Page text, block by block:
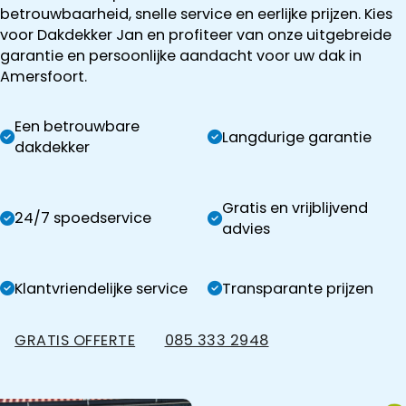
betrouwbaarheid, snelle service en eerlijke prijzen. Kies
voor Dakdekker Jan en profiteer van onze uitgebreide
garantie en persoonlijke aandacht voor uw dak in
Amersfoort.
Een betrouwbare
dakdekker
Langdurige garantie
24/7 spoedservice
Gratis en vrijblijvend
advies
Klantvriendelijke service Transparante prijzen
GRATIS OFFERTE 085 333 2948